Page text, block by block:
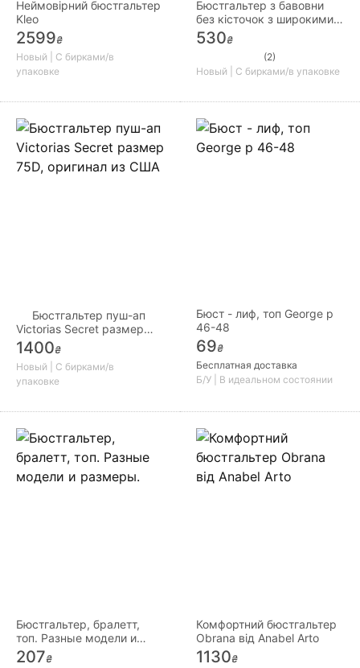
Неймовірний бюстгальтер
Kleo
2599₴
Новый | С бирками/в
упаковке
Бюстгальтер з бавовни
без кісточок з широкими
бретелями 1404
530₴
(2)
Новый | С бирками/в упаковке
Бюстгальтер пуш-ап
Victorias Secret размер
75D, оригинал из США
1400₴
Новый | С бирками/в
упаковке
Бюст - лиф, топ George р
46-48
69₴
Бесплатная доставка
Б/У | В идеальном состоянии
Бюстгальтер, бралетт,
топ. Разные модели и
размеры.
207₴
Комфортний бюстгальтер
Obrana від Anabel Arto
1130₴